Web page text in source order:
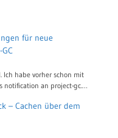
für neue
Ich habe vorher schon mit
notification an project-gc.…
– Cachen über dem